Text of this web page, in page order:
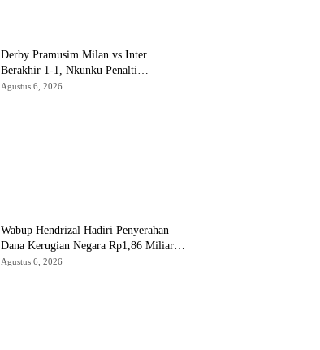
Derby Pramusim Milan vs Inter
Berakhir 1-1, Nkunku Penalti
Selamatkan Rossoneri
Agustus 6, 2026
Wabup Hendrizal Hadiri Penyerahan
Dana Kerugian Negara Rp1,86 Miliar
Kasus Korupsi BPR Indra Arta
Agustus 6, 2026